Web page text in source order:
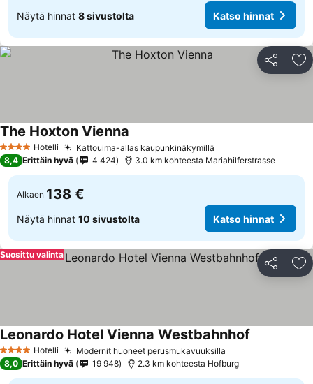
Näytä hinnat 8 sivustolta Katso hinnat
Jaa
4 Tähtiluokitus
Hotelli Kattouima-allas kaupunkinäkymillä
The Hoxton Vienna
8,4 Erittäin hyvä 4 424 3.0 km kohteesta Mariahilferstrasse
Alkaen 138 €
Näytä hinnat 10 sivustolta Katso hinnat
Jaa
Suosittu valinta
4 Tähtiluokitus
Hotelli Modernit huoneet perusmukavuuksilla
Leonardo Hotel Vienna Westbahnhof
8,0 Erittäin hyvä 19 948 2.3 km kohteesta Hofburg